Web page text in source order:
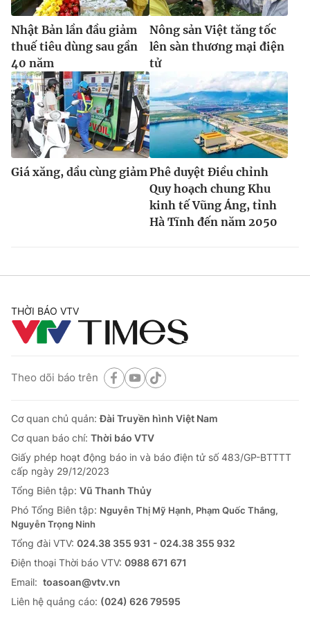
Nhật Bản lần đầu giảm
thuế tiêu dùng sau gần
40 năm
Nông sản Việt tăng tốc
lên sàn thương mại điện
tử
Giá xăng, dầu cùng giảm Phê duyệt Điều chỉnh
Quy hoạch chung Khu
kinh tế Vũng Áng, tỉnh
Hà Tĩnh đến năm 2050
THỜI BÁO VTV
Theo dõi báo trên
Cơ quan chủ quản:Đài Truyền hình Việt Nam
Cơ quan báo chí: Thời báo VTV
Giấy phép hoạt động báo in và báo điện tử số 483/GP-BTTTT
cấp ngày 29/12/2023
Tổng Biên tập: Vũ Thanh Thủy
Phó Tổng Biên tập: Nguyễn Thị Mỹ Hạnh, Phạm Quốc Thắng,
Nguyễn Trọng Ninh
Tổng đài VTV: 024.38 355 931 - 024.38 355 932
Ðiện thoại Thời báo VTV: 0988 671 671
Email: toasoan@vtv.vn
Liên hệ quảng cáo: (024) 626 79595